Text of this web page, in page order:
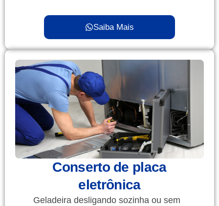
Saiba Mais
Conserto de placa
eletrônica
Geladeira desligando sozinha ou sem